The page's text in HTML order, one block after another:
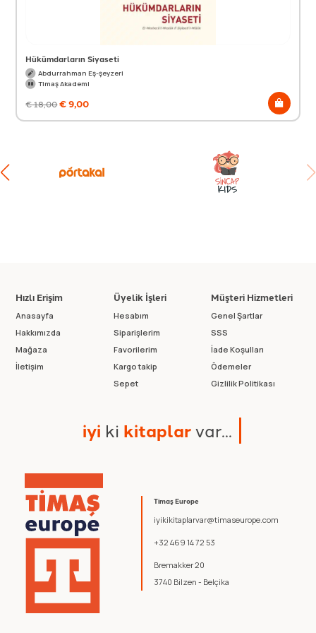
Hükümdarların Siyaseti
Abdurrahman Eş-şeyzeri
Timaş Akademi
€18,00€9,00
Timaş Europe
iyikikitaplarvar@timaseurope.com
+32 469 14 72 53
Bremakker 20
3740 Bilzen - Belçika
Hızlı Erişim
Anasayfa
Hakkımızda
Mağaza
İletişim
Üyelik İşleri
Hesabım
Siparişlerim
Favorilerim
Kargo takip
Sepet
Müşteri Hizmetleri
Genel Şartlar
SSS
İade Koşulları
Ödemeler
Gizlilik Politikası
iyi ki kitaplarvar...